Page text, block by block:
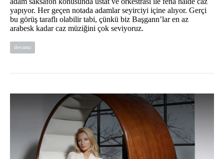
yapıyor. Her geçen notada adamlar seyirciyi içine alıyor. Gerçi
bu görüş taraflı olabilir tabi, çünkü biz Başgann’lar en az
arabesk kadar caz müziğini çok seviyoruz.
devamı